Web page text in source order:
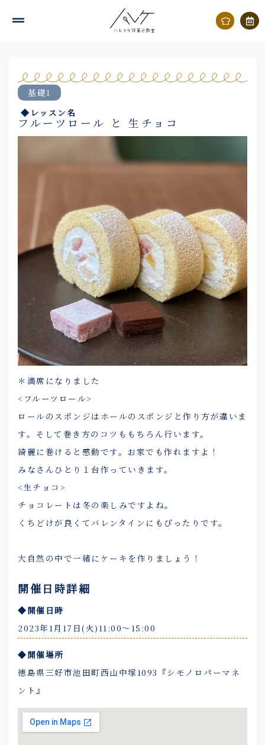
基礎1
◆レッスン名
フルーツロール と 生チョコ
＊満席になりました
<フルーツロール>
ロールのスポンジはホールのスポンジと作り方が違いま
す。そして巻き方のコツももちろん行います。
綺麗に巻けると感動です。お家でも作れますよ！
みなさんひとり１台作っていきます。
<生チョコ>
チョコレートは冬の楽しみですよね。
くちどけが良くてバレンタインにもぴったりです。
大自然の中で一緒にケーキを作りましょう！
開催日時詳細
◆開催日時
2023年1月17日(火)11:00〜15:00
◆開催場所
徳島県三好市池田町西山中塚1093『シモノロパーマネ
ント』